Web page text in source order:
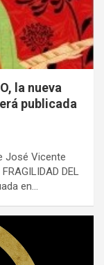
la nueva
publicada
José Vicente
DEL
en…